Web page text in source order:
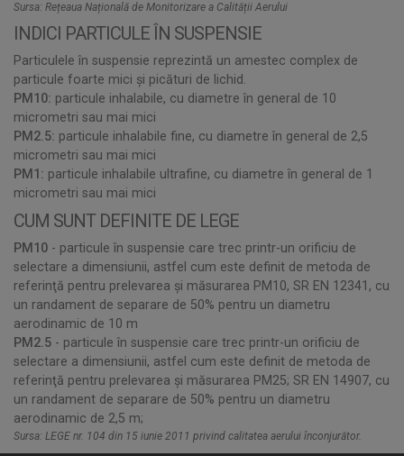
Sursa: Rețeaua Națională de Monitorizare a Calității Aerului
INDICI PARTICULE ÎN SUSPENSIE
Particulele în suspensie reprezintă un amestec complex de
particule foarte mici și picături de lichid.
PM10: particule inhalabile, cu diametre în general de 10
micrometri sau mai mici
PM2.5: particule inhalabile fine, cu diametre în general de 2,5
micrometri sau mai mici
PM1: particule inhalabile ultrafine, cu diametre în general de 1
micrometri sau mai mici
CUM SUNT DEFINITE DE LEGE
PM10 - particule în suspensie care trec printr-un orificiu de
selectare a dimensiunii, astfel cum este definit de metoda de
referinţă pentru prelevarea şi măsurarea PM10, SR EN 12341, cu
un randament de separare de 50% pentru un diametru
aerodinamic de 10 m
PM2.5 - particule în suspensie care trec printr-un orificiu de
selectare a dimensiunii, astfel cum este definit de metoda de
referinţă pentru prelevarea şi măsurarea PM25; SR EN 14907, cu
un randament de separare de 50% pentru un diametru
aerodinamic de 2,5 m;
Sursa: LEGE nr. 104 din 15 iunie 2011 privind calitatea aerului înconjurător.